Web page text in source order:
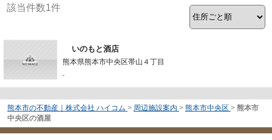
該当件数1件
いのもと酒店
熊本県熊本市中央区帯山４丁目
-
熊本市の不動産｜株式会社 ハイコム > 周辺施設案内 > 熊本市中央区 > 熊本市
中央区の酒屋